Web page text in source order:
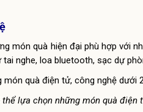
món quà hiện đại phù hợp với
nghe, loa bluetooth, sạc dự
thể lựa chọn những món quà điện